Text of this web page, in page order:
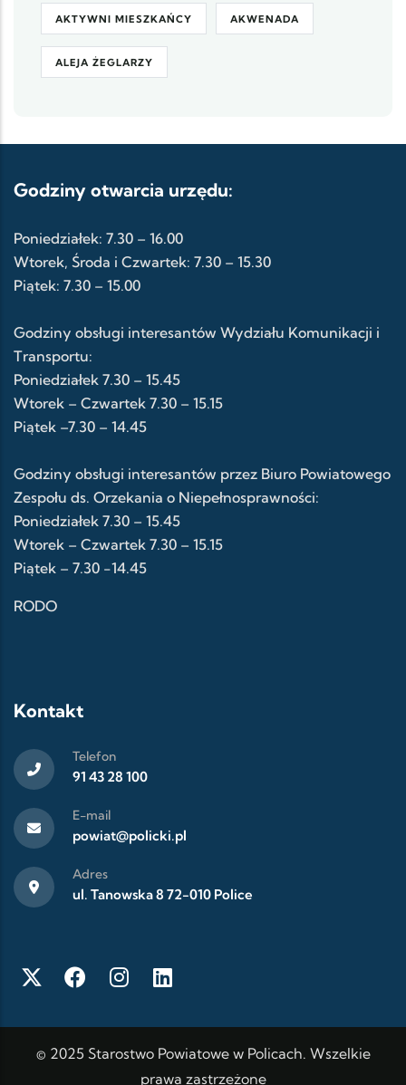
AKTYWNI MIESZKAŃCY AKWENADA
ALEJA ŻEGLARZY
Godziny otwarcia urzędu:
Poniedziałek: 7.30 – 16.00
Wtorek, Środa i Czwartek: 7.30 – 15.30
Piątek: 7.30 – 15.00
Godziny obsługi interesantów Wydziału Komunikacji i
Transportu:
Poniedziałek 7.30 – 15.45
Wtorek – Czwartek 7.30 – 15.15
Piątek –7.30 – 14.45
Godziny obsługi interesantów przez Biuro Powiatowego
Zespołu ds. Orzekania o Niepełnosprawności:
Poniedziałek 7.30 – 15.45
Wtorek – Czwartek 7.30 – 15.15
Piątek – 7.30 -14.45
RODO
Kontakt
Telefon
91 43 28 100
E-mail
powiat@policki.pl
Adres
ul. Tanowska 8 72-010 Police
© 2025 Starostwo Powiatowe w Policach. Wszelkie
prawa zastrzeżone